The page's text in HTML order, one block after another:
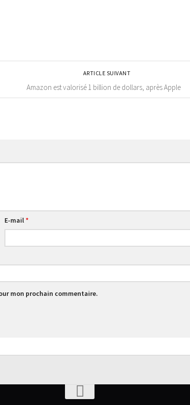
ARTICLE SUIVANT
Amazon est valorisé 1 billion de dollars, après Apple
E-mail*
mon prochain commentaire.